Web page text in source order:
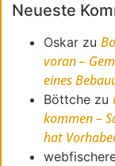
Neueste
Oskar zu
voran –
eines
Böttche zu
kommen –
hat